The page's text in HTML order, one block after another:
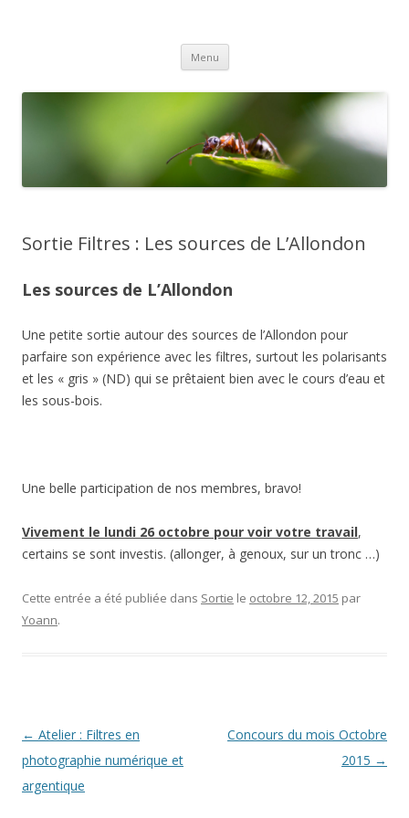
Menu Aller
contenu
Sortie Filtres : Les sources de L’Allondon
Les sources de L’Allondon
Une petite sortie autour des sources de l’Allondon pour
parfaire son expérience avec les filtres, surtout les polarisants
et les « gris » (ND) qui se prêtaient bien avec le cours d’eau et
les sous-bois.
Une belle participation de nos membres, bravo!
Vivement le lundi 26 octobre pour voir votre travail,
certains se sont investis. (allonger, à genoux, sur un tronc …)
Cette entrée a été publiée dans Sortie le octobre 12, 2015 par
Yoann.
Navigation
des
articles
← Atelier : Filtres en
photographie numérique et
argentique
Concours du mois Octobre
2015 →